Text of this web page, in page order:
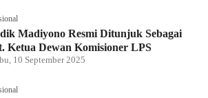
Madiyono Resmi Ditunjuk Sebagai
Ketua Dewan Komisioner LPS
10 September 2025